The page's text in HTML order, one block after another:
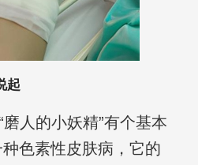
起
人的小妖精”有个基本
色素性皮肤病，它的